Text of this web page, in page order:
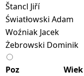
Štancl Jiří
Światłowski Adam
Woźniak Jacek
Żebrowski Dominik
Poz Wiek